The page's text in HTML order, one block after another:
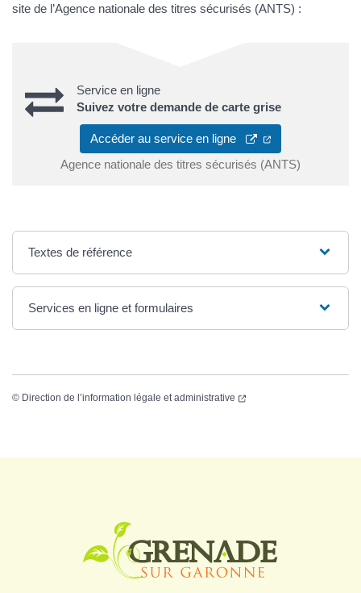
site de l’Agence nationale des titres sécurisés (ANTS) :
Service en ligne
Suivez votre demande de carte grise
Accéder au service en ligne
Agence nationale des titres sécurisés (ANTS)
Textes de référence
Services en ligne et formulaires
© Direction de l’information légale et administrative